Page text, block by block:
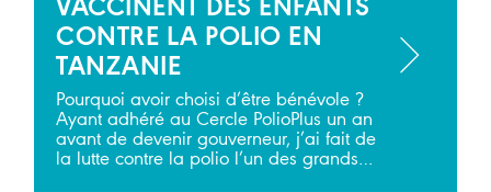
VACCINENT DES ENFANTS
CONTRE LA POLIO EN
TANZANIE
Pourquoi avoir choisi d’être bénévole ?
Ayant adhéré au Cercle PolioPlus un an
avant de devenir gouverneur, j’ai fait de
la lutte contre la polio l’un des grands…